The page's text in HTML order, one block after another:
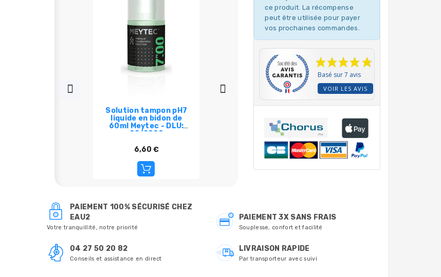
Solution tampon pH7
liquide en bidon de
60ml Meytec - DLU:
02/2029
6,60 €
en Or Syclope avec
câble BNC fonctionne
avec electrolyseur et
analyseur Syclope
CAA2521-CAA1523
174,00 €
liquide en sachet de
20ml Meytec - DLU:
ce produit. La récompense
peut être utilisée pour payer
vos prochaines commandes.
Basé sur 7 avis
VOIR LES AVIS
PAIEMENT 100% SÉCURISÉ CHEZ
EAU2
Votre tranquillité, notre priorité
PAIEMENT 3X SANS FRAIS
Souplesse, confort et facilité
04 27 50 20 82
Conseils et assistance en direct
LIVRAISON RAPIDE
Par transporteur avec suivi